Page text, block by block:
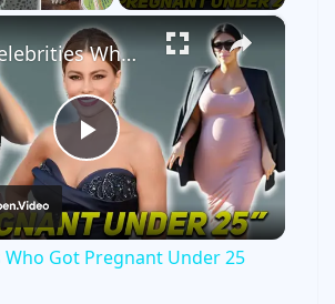
×
P
l
20 Celebrities Who Got Pregnant Under 25
Who Got Pregnant Under 25